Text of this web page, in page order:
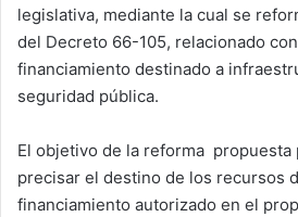
legislativa, mediante la cual se
del Decreto 66-105, relacionado
financiamiento destinado a
seguridad pública.
El objetivo de la reforma propuesta
precisar el destino de los recursos
financiamiento autorizado en el